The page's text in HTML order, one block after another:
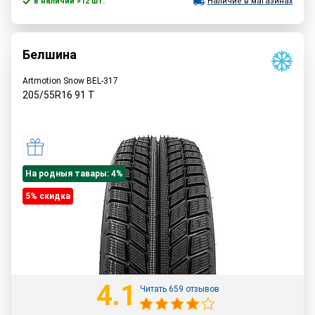
Белшина
Artmotion Snow BEL-317
205/55R16 91 T
На родныя тавары: 4%
5% cкидка
4.1 Читать 659 отзывов